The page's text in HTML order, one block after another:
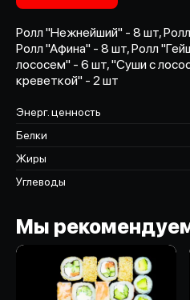
Ролл "Нежнейший" - 8 шт,
Ролл "Афина" - 8 шт, Ролл
лососем" - 6 шт, "Суши с
креветкой" - 2 шт
Энерг. ценность
Белки
Жиры
Углеводы
Мы